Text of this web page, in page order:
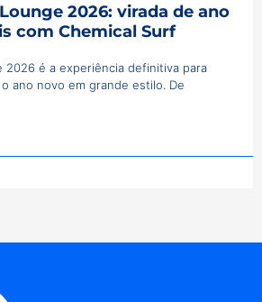
2026: virada de ano
com Chemical Surf
2026 é a experiência definitiva para
ano novo em grande estilo. De